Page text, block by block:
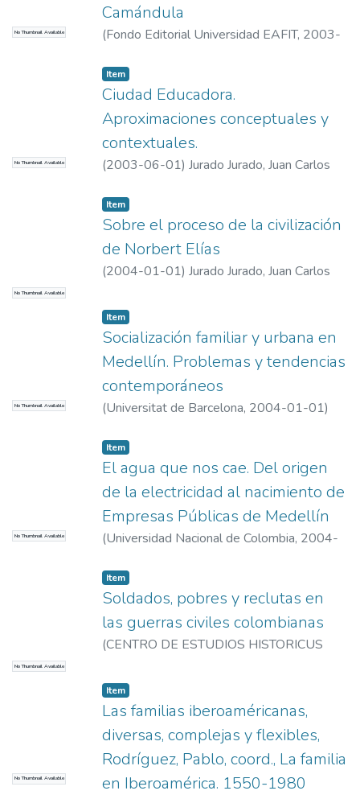
No Thumbnail Available
Camándula
(Fondo Editorial Universidad EAFIT, 2003-
No Thumbnail Available
Item
Ciudad Educadora.
Aproximaciones conceptuales y
contextuales.
(2003-06-01) Jurado Jurado, Juan Carlos
No Thumbnail Available
Item
Sobre el proceso de la civilización
de Norbert Elías
(2004-01-01) Jurado Jurado, Juan Carlos
No Thumbnail Available
Item
Socialización familiar y urbana en
Medellín. Problemas y tendencias
contemporáneos
(Universitat de Barcelona, 2004-01-01)
No Thumbnail Available
Item
El agua que nos cae. Del origen
de la electricidad al nacimiento de
Empresas Públicas de Medellín
(Universidad Nacional de Colombia, 2004-
No Thumbnail Available
Item
Soldados, pobres y reclutas en
las guerras civiles colombianas
(CENTRO DE ESTUDIOS HISTORICUS
01-01
No Thumbnail Available
Item
Las familias iberoaméricanas,
diversas, complejas y flexibles,
Rodríguez, Pablo, coord., La familia
en Iberoamérica. 1550-1980